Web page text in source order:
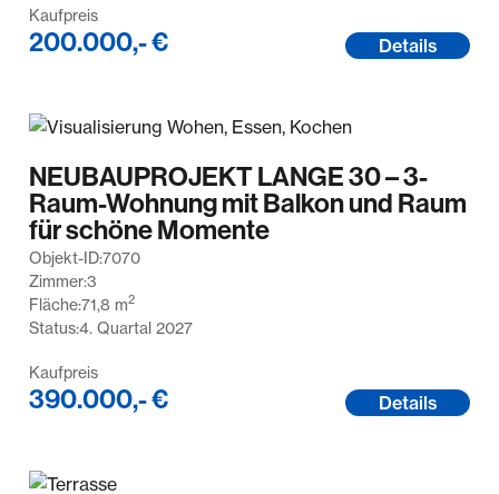
Kaufpreis
200.000,- € Details
NEUBAUPROJEKT LANGE 30 – 3-
Raum-Wohnung mit Balkon und Raum
für schöne Momente
Objekt-ID:7070
Zimmer:3
Fläche:71,8 m2
Status:4. Quartal 2027
Kaufpreis
390.000,- € Details